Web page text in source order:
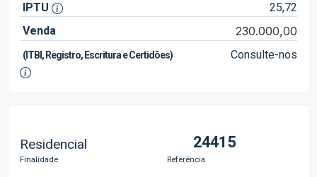
IPTU
25,72
Venda
230.000,00
(ITBI, Registro, Escritura e Certidões) Consulte-nos
Residencial
Finalidade
24415
Referência